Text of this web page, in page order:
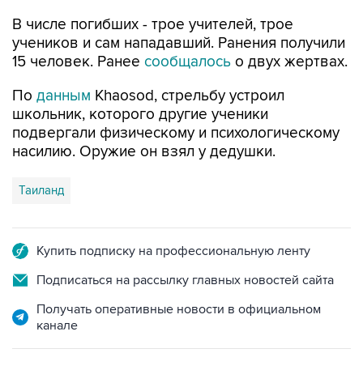
В числе погибших - трое учителей, трое
учеников и сам нападавший. Ранения получили
15 человек. Ранее сообщалось о двух жертвах.
По данным Khaosod, стрельбу устроил
школьник, которого другие ученики
подвергали физическому и психологическому
насилию. Оружие он взял у дедушки.
Таиланд
Купить подписку на профессиональную ленту
Подписаться на рассылку главных новостей сайта
Получать оперативные новости в официальном
канале